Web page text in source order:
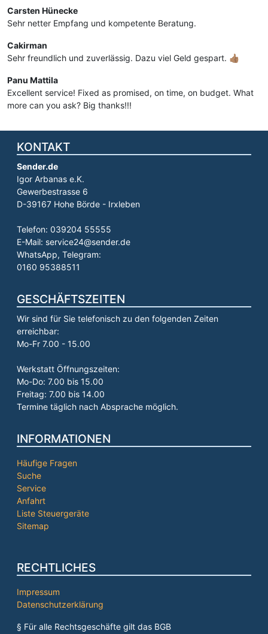
Carsten Hünecke
Sehr netter Empfang und kompetente Beratung.
Cakirman
Sehr freundlich und zuverlässig. Dazu viel Geld gespart. 👍🏽
Panu Mattila
Excellent service! Fixed as promised, on time, on budget. What
more can you ask? Big thanks!!!
KONTAKT
Sender.de
Igor Arbanas e.K.
Gewerbestrasse 6
D-39167 Hohe Börde - Irxleben
Telefon: 039204 55555
E-Mail: service24@sender.de
WhatsApp, Telegram:
0160 95388511
GESCHÄFTSZEITEN
Wir sind für Sie telefonisch zu den folgenden Zeiten
erreichbar:
Mo-Fr 7.00 - 15.00
Werkstatt Öffnungszeiten:
Mo-Do: 7.00 bis 15.00
Freitag: 7.00 bis 14.00
Termine täglich nach Absprache möglich.
INFORMATIONEN
Häufige Fragen
Suche
Service
Anfahrt
Liste Steuergeräte
Sitemap
RECHTLICHES
Impressum
Datenschutzerklärung
§ Für alle Rechtsgeschäfte gilt das BGB